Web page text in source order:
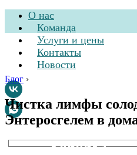
О нас
Команда
Услуги и цены
Контакты
Новости
клиника
Блог ›
Чистка лимфы
Энтеросгелем в